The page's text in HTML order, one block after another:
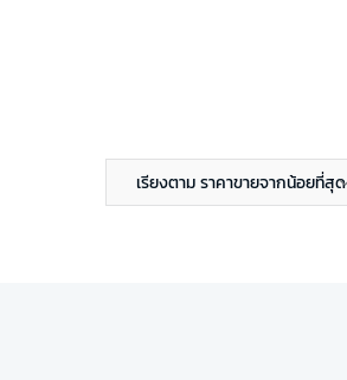
เรียงตาม ราคาขายจากน้อยที่สุด